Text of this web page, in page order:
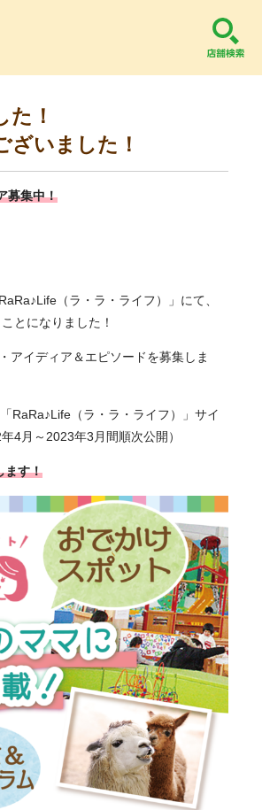
！
ざいました！
募集中！
（ラ・ラ・ライフ）」にて、
とになりました！
アイディア＆エピソードを募集しま
RaRa♪Life（ラ・ラ・ライフ）」サイ
4月～2023年3月間順次公開）
ます！